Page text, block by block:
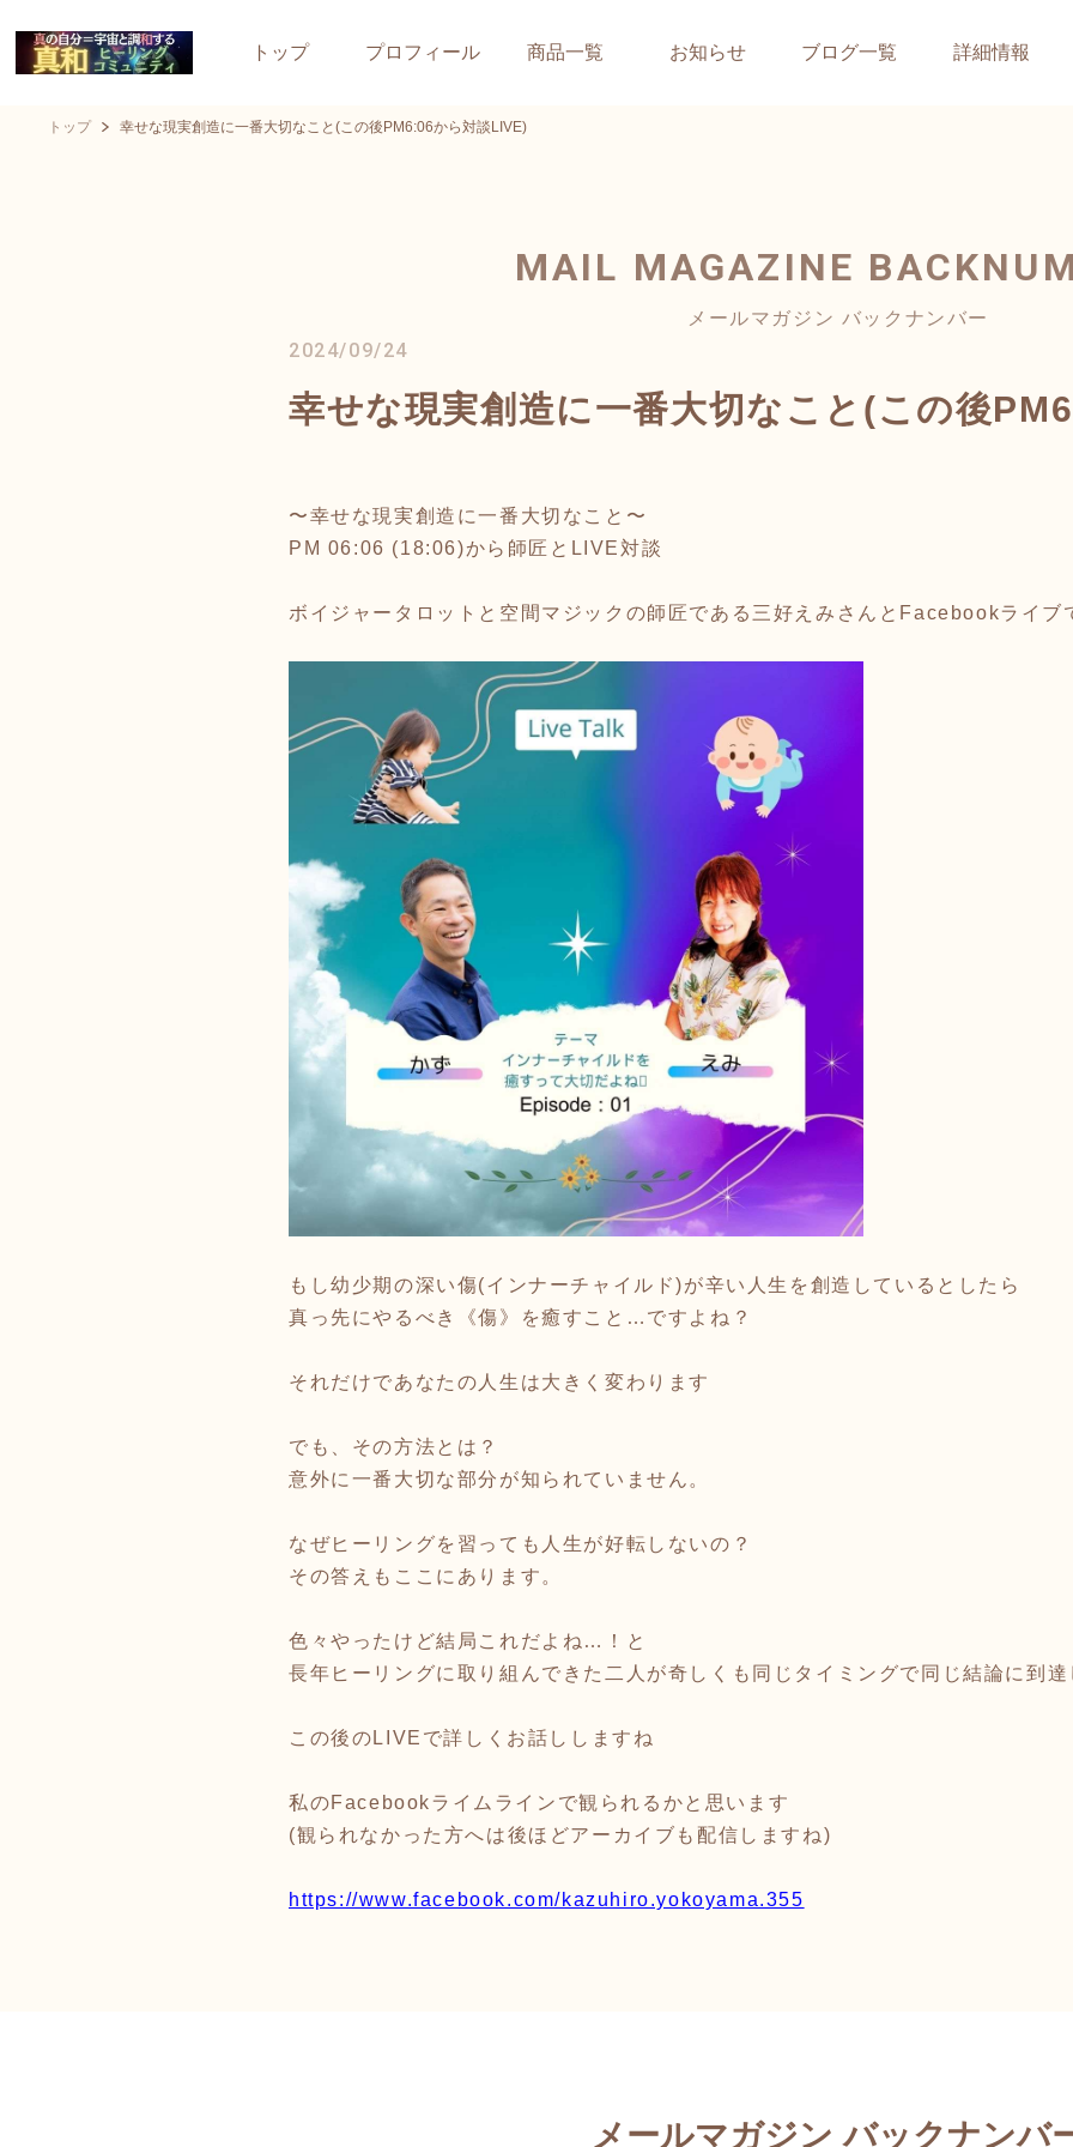
トップ プロフィール 商品一覧 お知らせ ブログ一覧 詳細情報
トップ 幸せな現実創造に一番大切なこと(この後PM6:06から対談LIVE)
MAIL MAGAZINE
メールマガジン バックナンバー
2024/09/24
幸せな現実創造に一番大切なこと(この後
〜幸せな現実創造に一番大切なこと〜
PM 06:06 (18:06)から師匠とLIVE対談
ボイジャータロットと空間マジックの師匠である三好えみさんとFacebookライブ
もし幼少期の深い傷(インナーチャイルド)が辛い人生を創造しているとしたら
真っ先にやるべき《傷》を癒すこと…ですよね？
それだけであなたの人生は大きく変わります
でも、その方法とは？
意外に一番大切な部分が知られていません。
なぜヒーリングを習っても人生が好転しないの？
その答えもここにあります。
色々やったけど結局これだよね…！と
長年ヒーリングに取り組んできた二人が奇しくも同じタイミングで同じ結論に到達
この後のLIVEで詳しくお話ししますね
私のFacebookライムラインで観られるかと思います
(観られなかった方へは後ほどアーカイブも配信しますね)
https://www.facebook.com/kazuhiro.yokoyama.355
メールマガジン バックナンバ